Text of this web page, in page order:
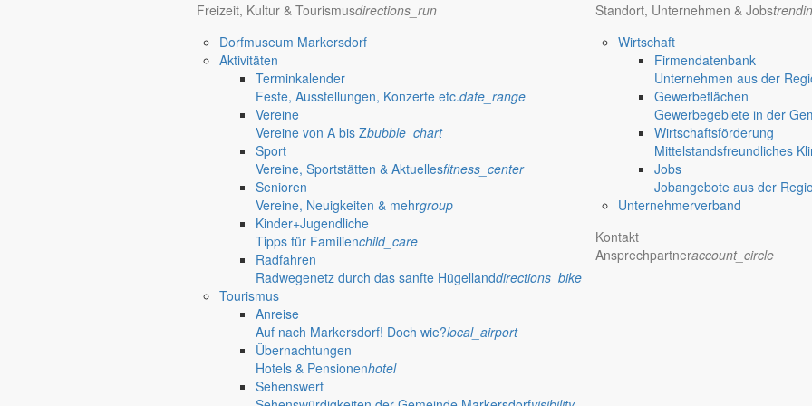
Freizeit, Kultur & Tourismusdirections_run
Dorfmuseum Markersdorf
Aktivitäten
Terminkalender
Feste, Ausstellungen, Konzerte etc.date_range
Vereine
Vereine von A bis Zbubble_chart
Sport
Vereine, Sportstätten & Aktuellesfitness_center
Senioren
Vereine, Neuigkeiten & mehrgroup
Kinder+Jugendliche
Tipps für Familienchild_care
Radfahren
Radwegenetz durch das sanfte Hügellanddirections_bike
Tourismus
Anreise
Auf nach Markersdorf! Doch wie?local_airport
Übernachtungen
Hotels & Pensionenhotel
Sehenswert
Standort, Unternehmen & Jobs
Wirtschaft
Firmendatenbank
Unternehmen aus der
Gewerbeflächen
Gewerbegebiete in der
Wirtschaftsförderung
Mittelstandsfreundliches
Jobs
Jobangebote aus der
Unternehmerverband
Kontakt
Ansprechpartneraccount_circle
nächsten Verwandten, des Wolfes, am besten gedient. Hintergrund: Hunde verfügen über mehr Enzyme zur Umwandlungdes nur von
wenn auch im geringen Maße – pflanzliche Nährstoffe aufnehmen.
Ein Beitrag der Redaktion markersdorf.de
Was fressen Hund und Katz’?
mehr aus diesem Themenbereich
Markersdorf beteiligt sich an bundesweiter Aktion „Kommunen am Limit“
Am 22. Juni 2026 machten Städte, Landkreise und Gemeinden auf die angespannte Finanzlage der Kommunen aufmerksam.